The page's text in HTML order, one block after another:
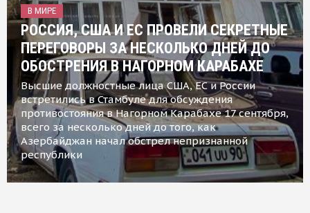
В МИРЕ
РОССИЯ, США И ЕС ПРОВЕЛИ СЕКРЕТНЫЕ
ПЕРЕГОВОРЫ ЗА НЕСКОЛЬКО ДНЕЙ ДО
ОБОСТРЕНИЯ В НАГОРНОМ КАРАБАХЕ
Высшие должностные лица США, ЕС и России
встретились в Стамбуле для обсуждения
противостояния в Нагорном Карабахе 17 сентября,
всего за несколько дней до того, как
Азербайджан начал обстрел непризнанной
республики